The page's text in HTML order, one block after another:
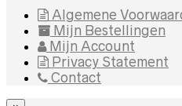
Algemene
Mijn Bestellingen
Mijn Account
Privacy Statement
Contact